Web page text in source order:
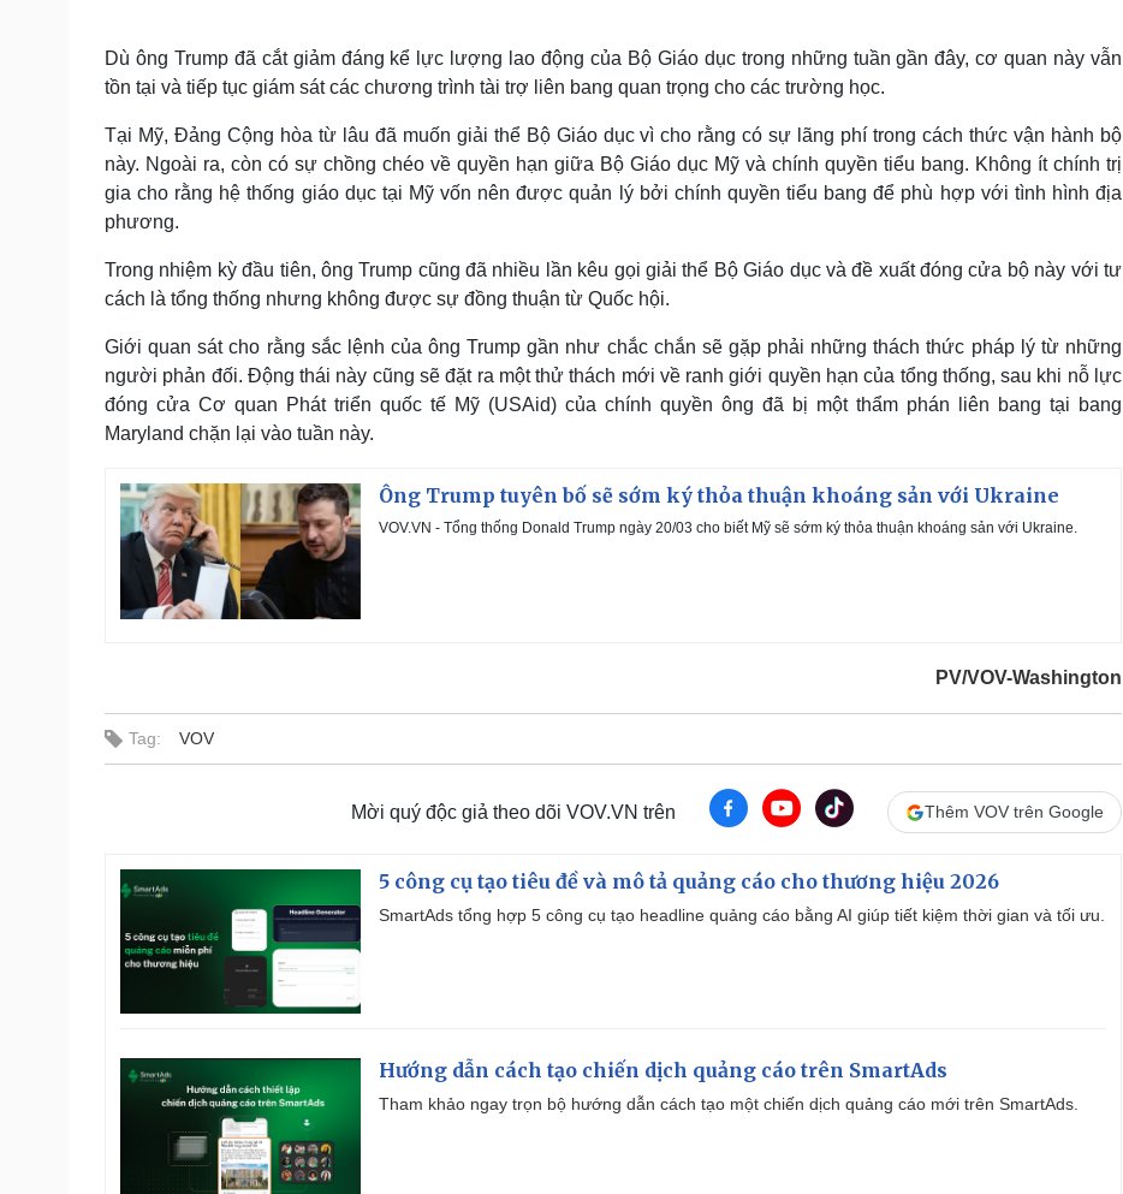
Dù ông Trump đã cắt giảm đáng kể lực lượng lao động của Bộ Giáo dục trong những tuần gần đây, cơ quan này vẫn
tồn tại và tiếp tục giám sát các chương trình tài trợ liên bang quan trọng cho các trường học.
Tại Mỹ, Đảng Cộng hòa từ lâu đã muốn giải thể Bộ Giáo dục vì cho rằng có sự lãng phí trong cách thức vận hành bộ
này. Ngoài ra, còn có sự chồng chéo về quyền hạn giữa Bộ Giáo dục Mỹ và chính quyền tiểu bang. Không ít chính trị
gia cho rằng hệ thống giáo dục tại Mỹ vốn nên được quản lý bởi chính quyền tiểu bang để phù hợp với tình hình địa
phương.
Trong nhiệm kỳ đầu tiên, ông Trump cũng đã nhiều lần kêu gọi giải thể Bộ Giáo dục và đề xuất đóng cửa bộ này với tư
cách là tổng thống nhưng không được sự đồng thuận từ Quốc hội.
Giới quan sát cho rằng sắc lệnh của ông Trump gần như chắc chắn sẽ gặp phải những thách thức pháp lý từ những
người phản đối. Động thái này cũng sẽ đặt ra một thử thách mới về ranh giới quyền hạn của tổng thống, sau khi nỗ lực
đóng cửa Cơ quan Phát triển quốc tế Mỹ (USAid) của chính quyền ông đã bị một thẩm phán liên bang tại bang
Maryland chặn lại vào tuần này.
Ông Trump tuyên bố sẽ sớm ký thỏa thuận khoáng sản với Ukraine
VOV.VN - Tổng thống Donald Trump ngày 20/03 cho biết Mỹ sẽ sớm ký thỏa thuận khoáng sản với Ukraine.
PV/VOV-Washington
Tag: VOV
Mời quý độc giả theo dõi VOV.VN trên Thêm VOV trên Google
5 công cụ tạo tiêu đề và mô tả quảng cáo cho thương hiệu 2026
SmartAds tổng hợp 5 công cụ tạo headline quảng cáo bằng AI giúp tiết kiệm thời gian và tối ưu.
Hướng dẫn cách tạo chiến dịch quảng cáo trên SmartAds
Tham khảo ngay trọn bộ hướng dẫn cách tạo một chiến dịch quảng cáo mới trên SmartAds.